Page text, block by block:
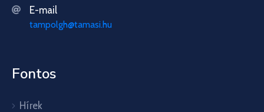
E-mail
tampolgh@tamasi.hu
Fontos
Hírek